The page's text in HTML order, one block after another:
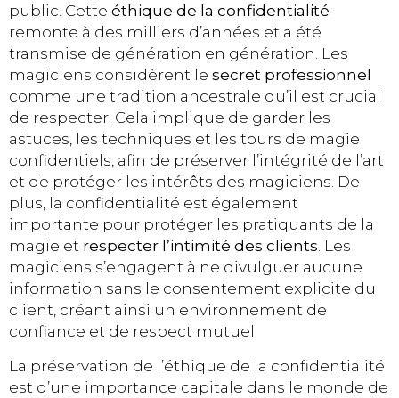
public. Cette éthique de la confidentialité
remonte à des milliers d’années et a été
transmise de génération en génération. Les
magiciens considèrent le secret professionnel
comme une tradition ancestrale qu’il est crucial
de respecter. Cela implique de garder les
astuces, les techniques et les tours de magie
confidentiels, afin de préserver l’intégrité de l’art
et de protéger les intérêts des magiciens. De
plus, la confidentialité est également
importante pour protéger les pratiquants de la
magie et respecter l’intimité des clients. Les
magiciens s’engagent à ne divulguer aucune
information sans le consentement explicite du
client, créant ainsi un environnement de
confiance et de respect mutuel.
La préservation de l’éthique de la confidentialité
est d’une importance capitale dans le monde de